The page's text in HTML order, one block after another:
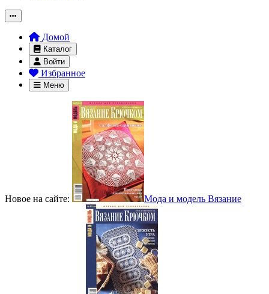
Домой
Каталог
Войти
Избранное
Меню
Новое на сайте: Мода и модель Вязание